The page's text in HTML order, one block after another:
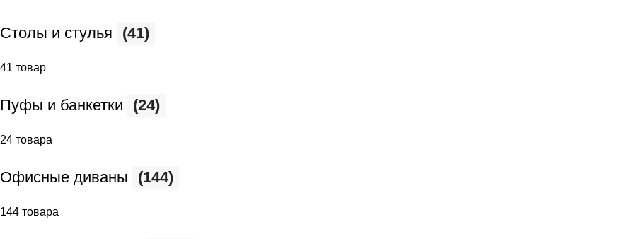
Столы и стулья (41)
41 товар
Пуфы и банкетки (24)
24 товара
Офисные диваны (144)
144 товара